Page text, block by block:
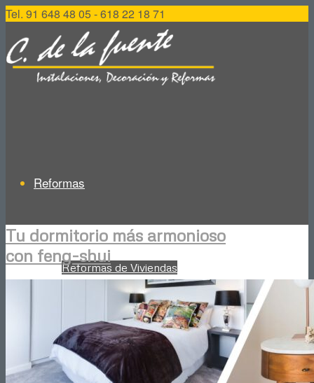
Tel. 91 648 48 05 - 618 22 18 71
Reformas
Reformas de Viviendas
Reformas de Cocinas
Tu dormitorio más armonioso
con feng-shui